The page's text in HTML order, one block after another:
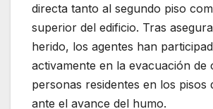
directa tanto al segundo piso
superior del edificio. Tras
herido, los agentes han
activamente en la evacuación de
personas residentes en los pisos
ante el avance del humo.